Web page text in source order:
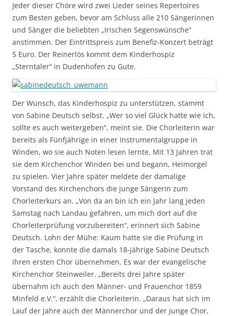
Jeder dieser Chöre wird zwei Lieder seines Repertoires
zum Besten geben, bevor am Schluss alle 210 Sängerinnen
und Sänger die beliebten „Irischen Segenswünsche“
anstimmen. Der Eintrittspreis zum Benefiz-Konzert beträgt
5 Euro. Der Reinerlös kommt dem Kinderhospiz
„Sterntaler“ in Dudenhofen zu Gute.
Der Wunsch, das Kinderhospiz zu unterstützen, stammt
von Sabine Deutsch selbst. „Wer so viel Glück hatte wie ich,
sollte es auch weitergeben“, meint sie. Die Chorleiterin war
bereits als Fünfjährige in einer Instrumentalgruppe in
Winden, wo sie auch Noten lesen lernte. Mit 13 Jahren trat
sie dem Kirchenchor Winden bei und begann, Heimorgel
zu spielen. Vier Jahre später meldete der damalige
Vorstand des Kirchenchors die junge Sängerin zum
Chorleiterkurs an. „Von da an bin ich ein Jahr lang jeden
Samstag nach Landau gefahren, um mich dort auf die
Chorleiterprüfung vorzubereiten“, erinnert sich Sabine
Deutsch. Lohn der Mühe: Kaum hatte sie die Prüfung in
der Tasche, konnte die damals 18-jährige Sabine Deutsch
ihren ersten Chor übernehmen. Es war der evangelische
Kirchenchor Steinweiler. „Bereits drei Jahre später
übernahm ich auch den Männer- und Frauenchor 1859
Minfeld e.V.“, erzählt die Chorleiterin. „Daraus hat sich im
Lauf der Jahre auch der Männerchor und der junge Chor,